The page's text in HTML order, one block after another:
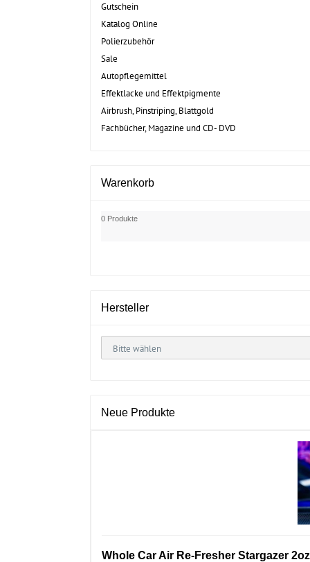
Gutschein
Katalog Online
Polierzubehör
Sale
Autopflegemittel
Effektlacke und Effektpigmente
Airbrush, Pinstriping, Blattgold
Fachbücher, Magazine und CD- DVD
Warenkorb
0 Produkte
Hersteller
Neue Produkte
Whole Car Air Re-Fresher Stargazer 2oz